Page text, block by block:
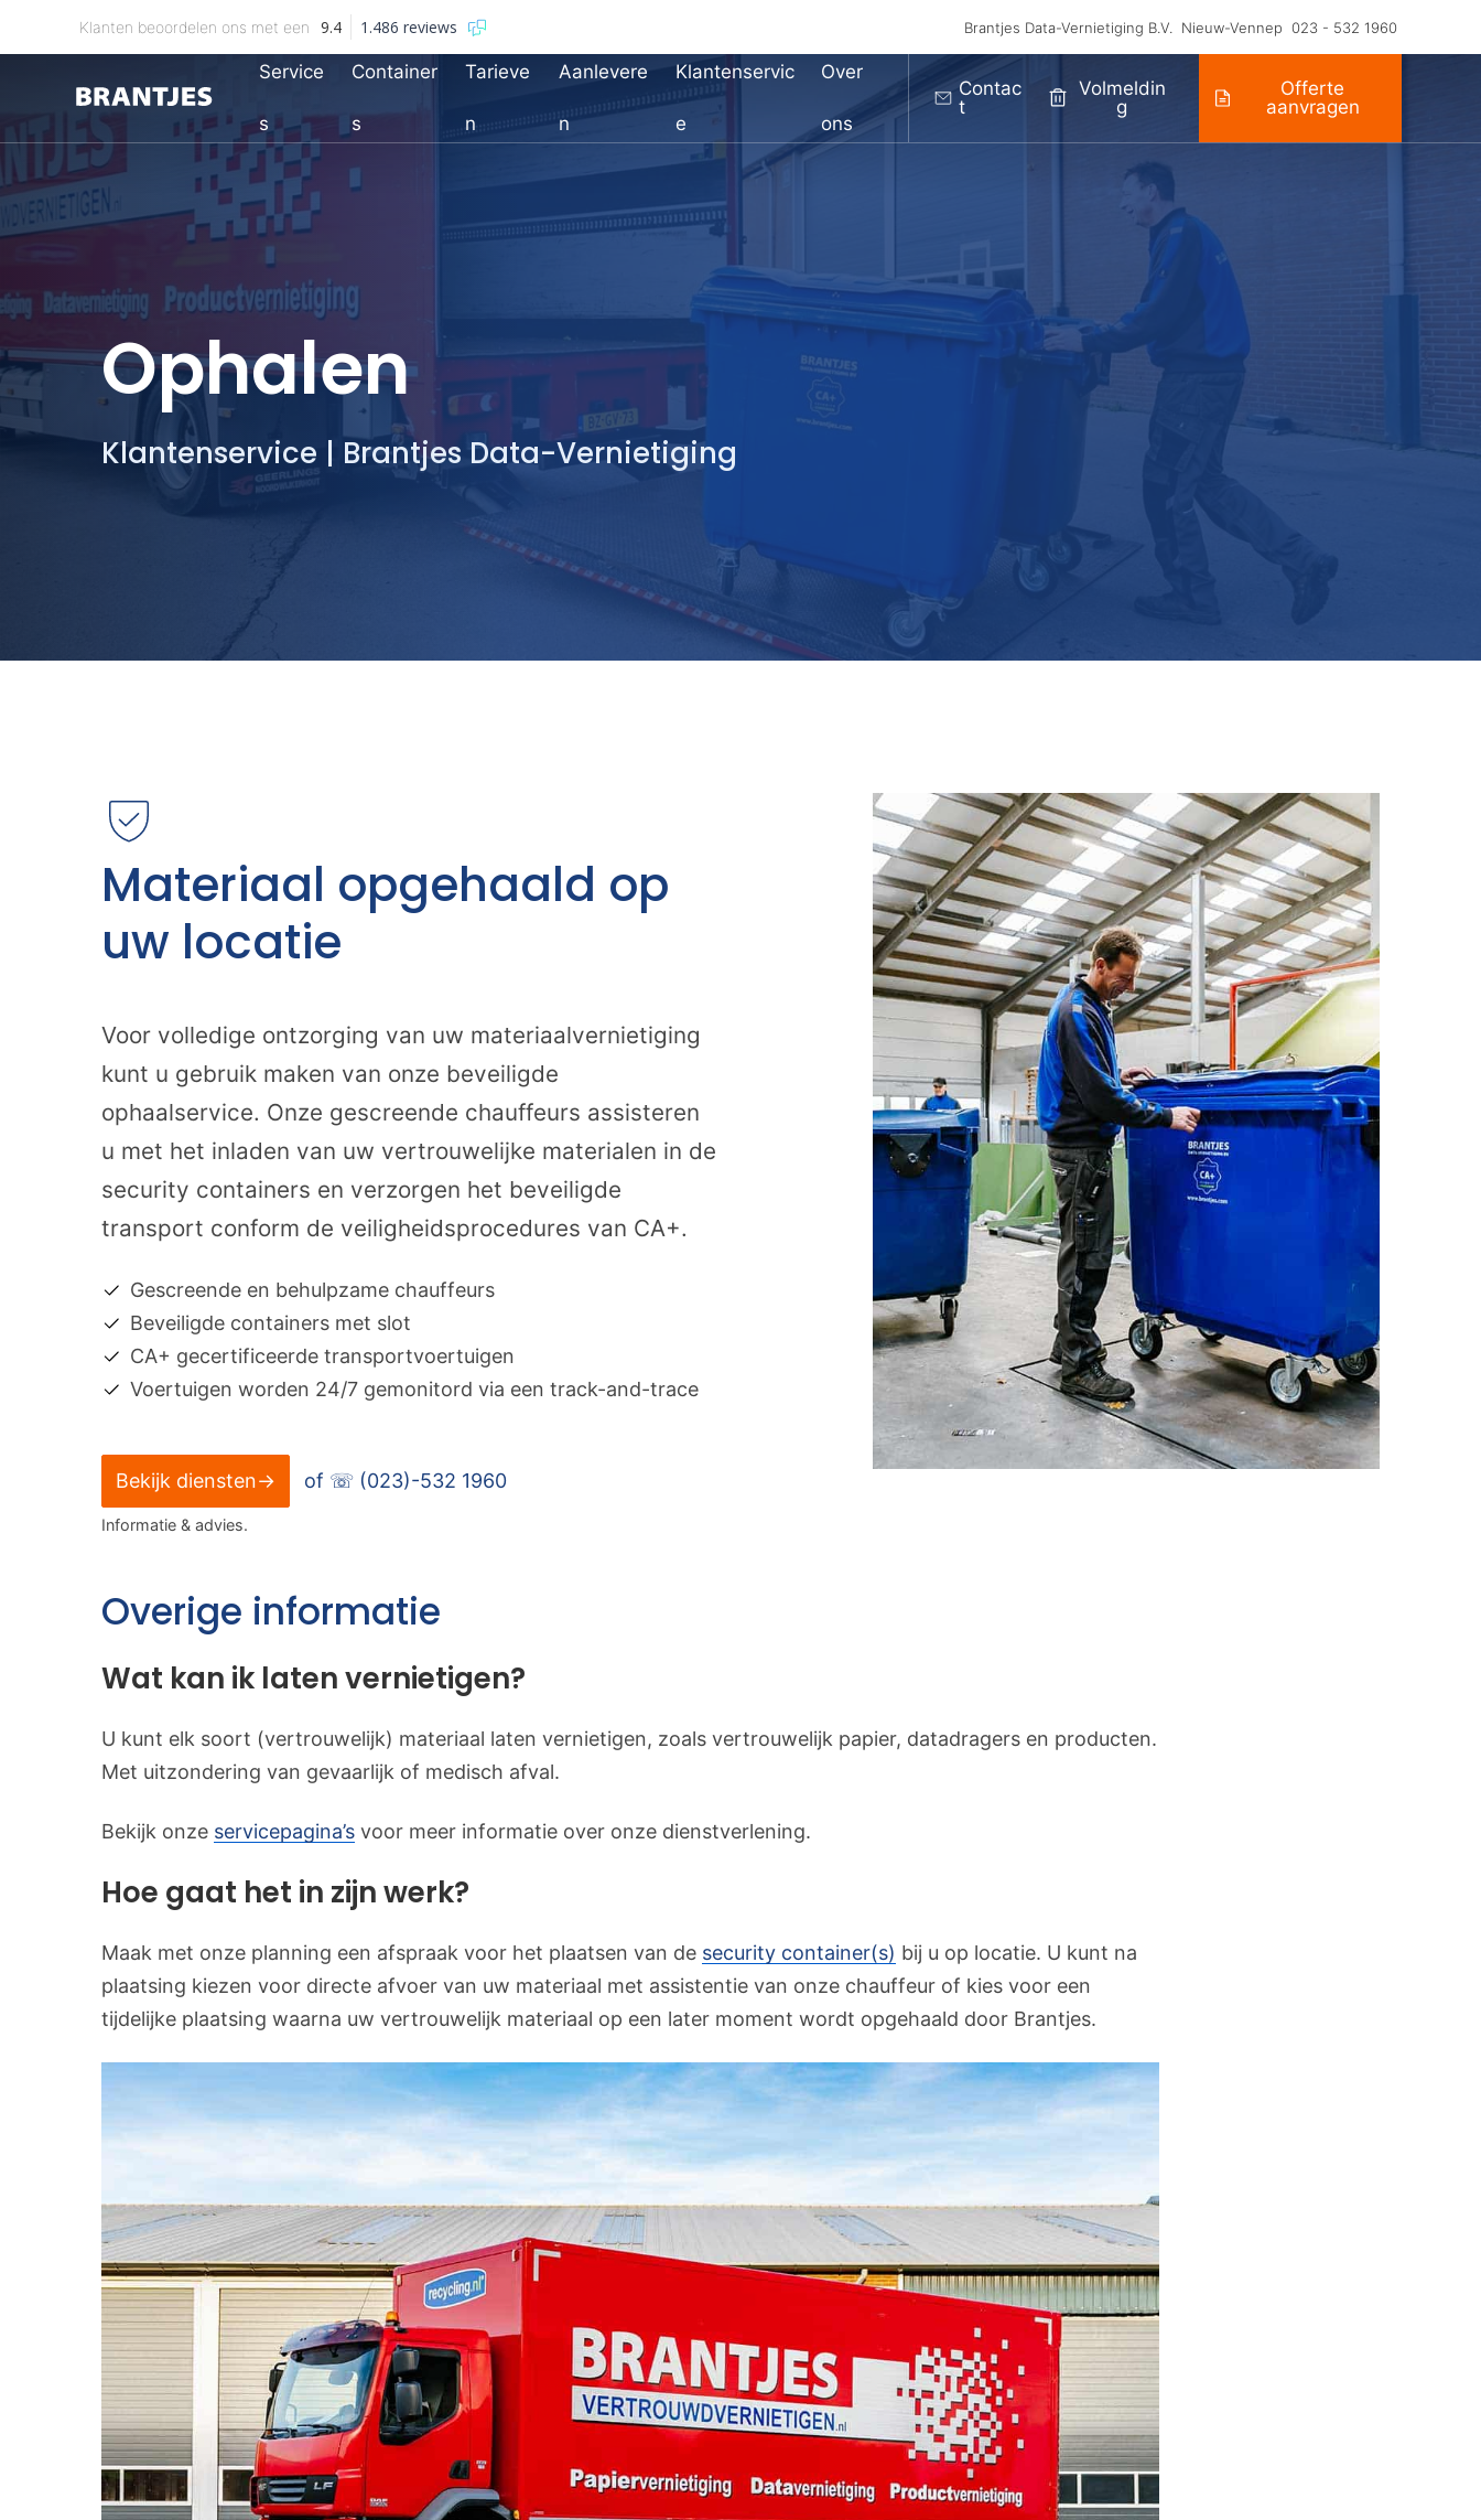
Klanten beoordelen ons met een 9.4 1.486 reviews Brantjes Data-Vernietiging B.V. Nieuw-Vennep 023 - 532 1960
Service
s
Container
s
Tarieve
n
Aanlevere
n
Klantenservic
e
Over
ons
Contac
t
Volmeldin
G
Offerte
aanvragen
Ophalen
Klantenservice | Brantjes Data-Vernietiging
Materiaal opgehaald op
uw locatie
Voor volledige ontzorging van uw materiaalvernietiging
kunt u gebruik maken van onze beveiligde
ophaalservice. Onze gescreende chauffeurs assisteren
u met het inladen van uw vertrouwelijke materialen in de
security containers en verzorgen het beveiligde
transport conform de veiligheidsprocedures van CA+.
Gescreende en behulpzame chauffeurs
Beveiligde containers met slot
CA+ gecertificeerde transportvoertuigen
Voertuigen worden 24/7 gemonitord via een track-and-trace
Bekijk diensten→ of ☏ (023)-532 1960
Informatie & advies.
Overige informatie
Wat kan ik laten vernietigen?
U kunt elk soort (vertrouwelijk) materiaal laten vernietigen, zoals vertrouwelijk papier, datadragers en producten.
Met uitzondering van gevaarlijk of medisch afval.
Bekijk onze servicepagina’s voor meer informatie over onze dienstverlening.
Hoe gaat het in zijn werk?
Maak met onze planning een afspraak voor het plaatsen van de security container(s) bij u op locatie. U kunt na
plaatsing kiezen voor directe afvoer van uw materiaal met assistentie van onze chauffeur of kies voor een
tijdelijke plaatsing waarna uw vertrouwelijk materiaal op een later moment wordt opgehaald door Brantjes.